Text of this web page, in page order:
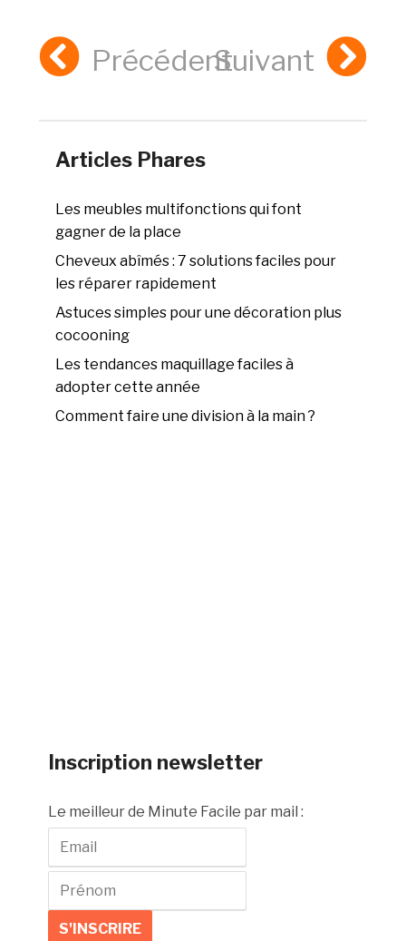
PrécédentSuivant
Articles Phares
Les meubles multifonctions qui font
gagner de la place
Cheveux abîmés : 7 solutions faciles pour
les réparer rapidement
Astuces simples pour une décoration plus
cocooning
Les tendances maquillage faciles à
adopter cette année
Comment faire une division à la main ?
Inscription newsletter
Le meilleur de Minute Facile par mail :